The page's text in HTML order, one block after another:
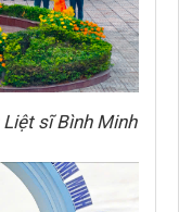
sĩ Bình Minh